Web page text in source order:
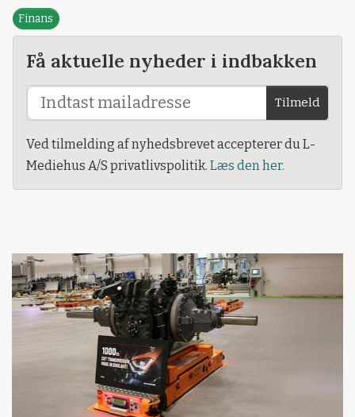
Finans
Få aktuelle nyheder i indbakken
Tilmeld
Ved tilmelding af nyhedsbrevet accepterer du L-
Mediehus A/S privatlivspolitik. Læs den her.